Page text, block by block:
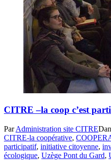
CITRE –la coop c’est
ParAdministration site CITRE
CITRE-la coopérative,
participatif, initiative citoyenne,
écologique, Uzège Pont du Gard,